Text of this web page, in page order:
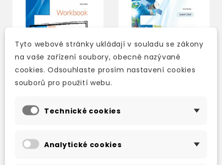
NEW ENTERPRISE B1+
2-3 týdny
NEW ENTERPRISE B1+
2-3 týdny
Tyto webové stránky ukládají v souladu se zákony
na vaše zařízení soubory, obecně nazývané
cookies. Odsouhlaste prosím nastavení cookies
souborů pro použití webu.
Technické cookies
Analytické cookies